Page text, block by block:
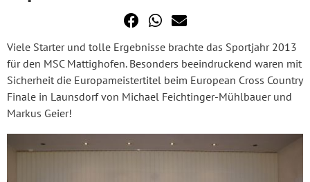
Viele Starter und tolle Ergebnisse brachte das Sportjahr 2013
für den MSC Mattighofen. Besonders beeindruckend waren mit
Sicherheit die Europameistertitel beim European Cross Country
Finale in Launsdorf von Michael Feichtinger-Mühlbauer und
Markus Geier!